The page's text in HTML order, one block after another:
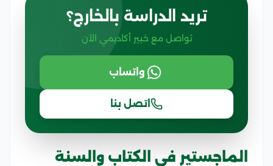
تريد الدراسة بالخارج؟
تواصل مع خبير أكاديمي الآن
واتساب
اتصل بنا
الماجستير في الكتاب والسنة